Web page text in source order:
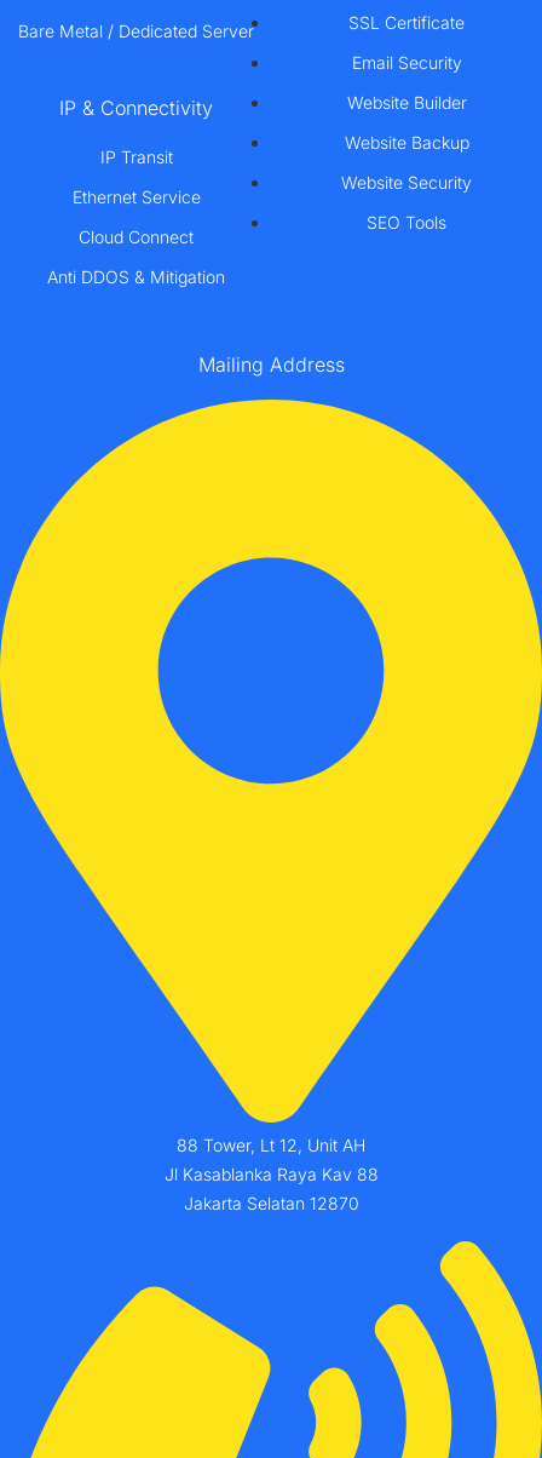
Bare Metal / Dedicated Server
IP & Connectivity
IP Transit
Ethernet Service
Cloud Connect
Anti DDOS & Mitigation
SSL Certificate
Email Security
Website Builder
Website Backup
Website Security
SEO Tools
Mailing Address
88 Tower, Lt 12, Unit AH
Jl Kasablanka Raya Kav 88
Jakarta Selatan 12870